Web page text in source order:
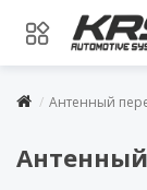
Антенный
Антенный